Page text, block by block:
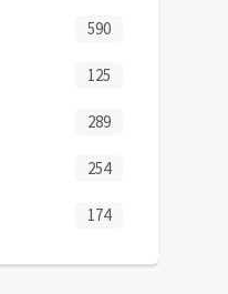
590
125
289
254
174